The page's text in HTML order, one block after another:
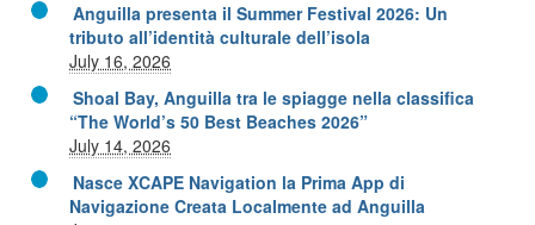
Anguilla presenta il Summer Festival 2026: Un
tributo all’identità culturale dell’isola
July 16, 2026
Shoal Bay, Anguilla tra le spiagge nella classifica
“The World’s 50 Best Beaches 2026”
July 14, 2026
Nasce XCAPE Navigation la Prima App di
Navigazione Creata Localmente ad Anguilla